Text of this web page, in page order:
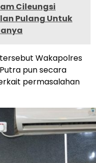
Cileungsi
Pulang Untuk
Wakapolres
pun secara
permasalahan